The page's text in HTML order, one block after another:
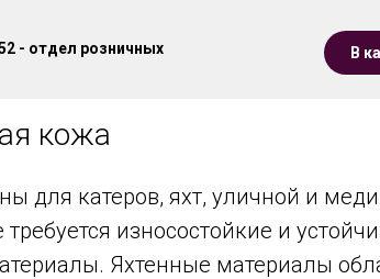
В
- отдел розничных
кожа
для катеров, яхт, уличной и
износостойкие и
Яхтенные материалы